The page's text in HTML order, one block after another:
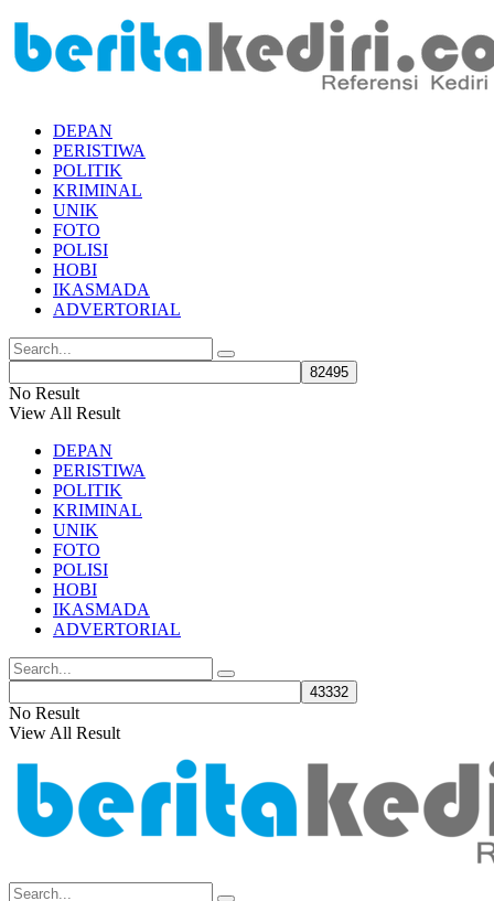
DEPAN
PERISTIWA
POLITIK
KRIMINAL
UNIK
FOTO
POLISI
HOBI
IKASMADA
ADVERTORIAL
No Result
View All Result
DEPAN
PERISTIWA
POLITIK
KRIMINAL
UNIK
FOTO
POLISI
HOBI
IKASMADA
ADVERTORIAL
No Result
View All Result